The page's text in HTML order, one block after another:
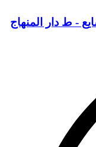
- ط دار المنهاج